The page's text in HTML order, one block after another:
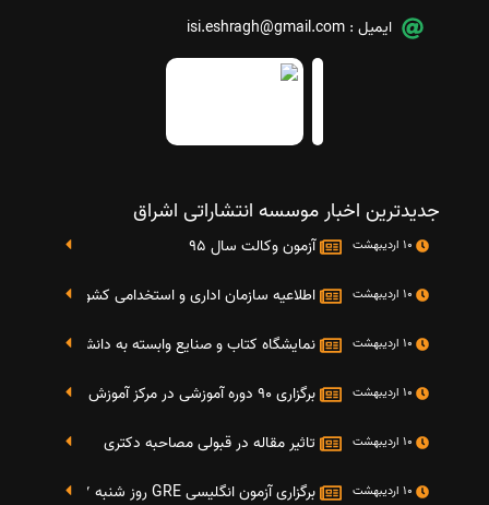
ایمیل : isi.eshragh@gmail.com
جدیدترین اخبار موسسه انتشاراتی اشراق
آزمون وکالت سال 95
اطلاعیه سازمان اداری و استخدامی کشور در خصوص
نمایشگاه کتاب و صنایع وابسته به دانشگاه صنعتی شریف 4 الی 8 مهر
برگزاری 90 دوره آموزشی در مرکز آموزش فرهنگی دانشگاه علامه
تاثیر مقاله در قبولی مصاحبه دکتری
برگزاری آزمون انگلیسی GRE روز شنبه 27 شهریور(مقارن با 17 سپتامبر 2016)